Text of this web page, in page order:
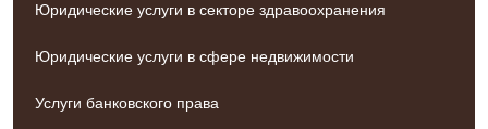
Юридические услуги в секторе здравоохранения
Юридические услуги в сфере недвижимости
Услуги банковского права